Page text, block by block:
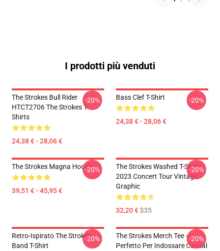
I prodotti più venduti
The Strokes Bull Rider
HTCT2706 The Strokes T-
Shirts
24,38 € - 28,06 €
-20% Bass Clef T-Shirt
24,38 € - 28,06 €
-20%
The Strokes Magna Hoodie
39,51 € - 45,95 €
-20%
The Strokes Washed T-Shirts -
2023 Concert Tour Vintage
Graphic
32,20 €$35
-20%
Retro-Ispirato The Strokes
Band T-Shirt
-20%
The Strokes Merch Tee –
Perfetto Per Indossare Casual
-20%